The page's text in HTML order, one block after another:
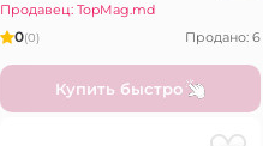
Продавец: TopMag.md
0(0) Продано: 6
Купить быстро